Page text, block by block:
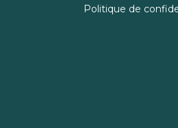
Politique de